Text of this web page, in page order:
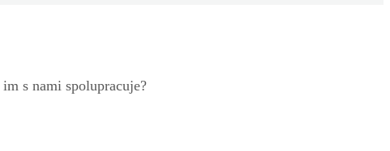
s nami spolupracuje?